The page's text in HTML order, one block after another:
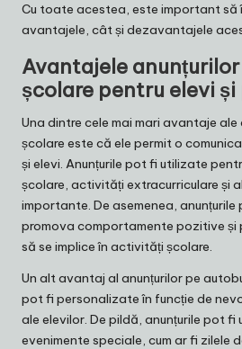
Cu toate acestea, este important să
avantajele, cât și dezavantajele
Avantajele
școlare pentru elevi
Una dintre cele mai mari avantaje
școlare este că ele permit o
și elevi. Anunțurile pot fi utilizate
școlare, activități extracurriculare și
importante. De asemenea,
promova comportamente pozitive și
să se implice în activități școlare.
Un alt avantaj al anunțurilor pe
pot fi personalizate în funcție de
ale elevilor. De pildă, anunțurile pot
evenimente speciale, cum ar fi zilele